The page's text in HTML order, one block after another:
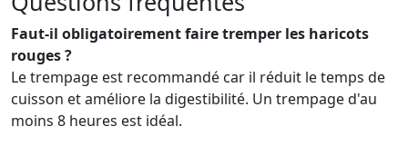
Faut-il obligatoirement faire tremper les haricots
rouges ?
Le trempage est recommandé car il réduit le temps de
cuisson et améliore la digestibilité. Un trempage d'au
moins 8 heures est idéal.